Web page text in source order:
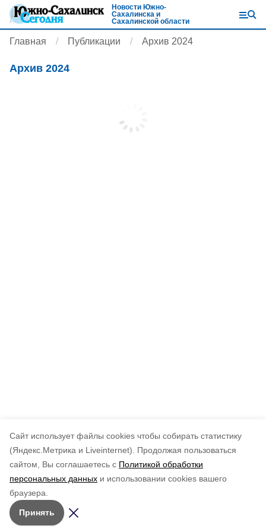
Cайт использует файлы cookies чтобы собирать статистику
(Яндекс.Метрика и Liveinternet).
Продолжая пользоваться
сайтом, Вы соглашаетесь с Политикой обработки
персональных данных и использовании cookies вашего
браузера.
Принять
Новости Южно-
Сахалинска и
Сахалинской области
Главная Публикации Архив 2024
Архив 2024